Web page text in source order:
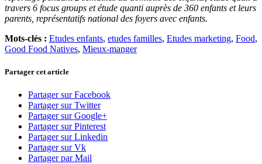
travers 6 focus groups et étude quanti auprès de 360 enfants et leurs
parents, représentatifs national des foyers avec enfants.
Mots-clés : Etudes enfants, etudes familles, Etudes marketing, Food,
Good Food Natives, Mieux-manger
Partager cet article
Partager sur Facebook
Partager sur Twitter
Partager sur Google+
Partager sur Pinterest
Partager sur Linkedin
Partager sur Vk
Partager par Mail